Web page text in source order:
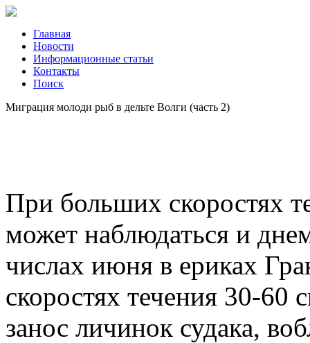
Главная
Новости
Информационные статьи
Контакты
Поиск
Миграция молоди рыб в дельте Волги (часть 2)
При больших скоростях
может наблюдаться и
числах июня в ериках
скоростях течения 30-60
занос личинок судака,